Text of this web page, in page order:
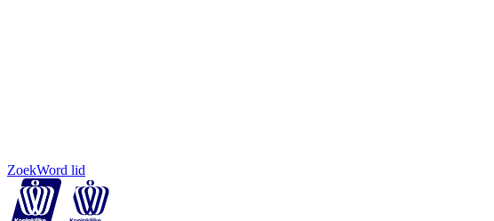
ZoekWord lid